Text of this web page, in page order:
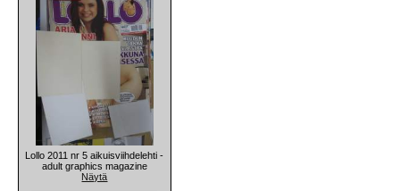
Lollo 2011 nr 5 aikuisviihdelehti -
adult graphics magazine
Näytä